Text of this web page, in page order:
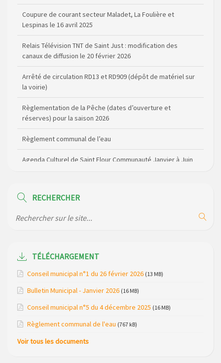
Lespinas le 16 avril 2025
Relais Télévision TNT de Saint Just : modification des
canaux de diffusion le 20 février 2026
Arrêté de circulation RD13 et RD909 (dépôt de matériel sur
la voirie)
Règlementation de la Pêche (dates d’ouverture et
réserves) pour la saison 2026
Règlement communal de l’eau
Agenda Culturel de Saint Flour Communauté Janvier à Juin
Horaire des bus scolaires passant sur la commune
du mois de avril 2026
bungalows bois, ses chalets et sa piscine
Réunion d’installation du nouveau conseil municipal à
Campagne de collecte des plastiques agricoles le 22 avril
RECHERCHER
TÉLÉCHARGEMENT
Conseil municipal n°1 du 26 février 2026 (13 MB)
Bulletin Municipal - Janvier 2026 (16 MB)
Conseil municipal n°5 du 4 décembre 2025 (16 MB)
Règlement communal de l'eau (767 kB)
Voir tous les documents